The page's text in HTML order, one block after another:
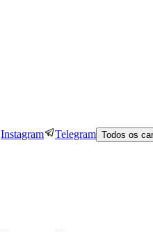
Instagram Telegram Todos os